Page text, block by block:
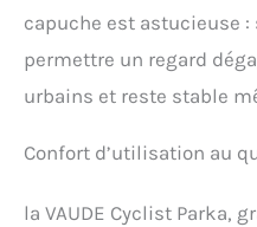
capuche est astucieuse
permettre un regard
urbains et reste stable
Confort d’utilisation au
la VAUDE Cyclist Parka,